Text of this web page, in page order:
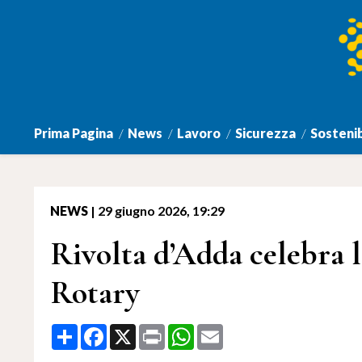
Prima Pagina News Lavoro Sicurezza
NEWS | 29 giugno 2026, 19:29
Rivolta d’Adda celebra
Rotary
Share Facebook
X Print WhatsApp